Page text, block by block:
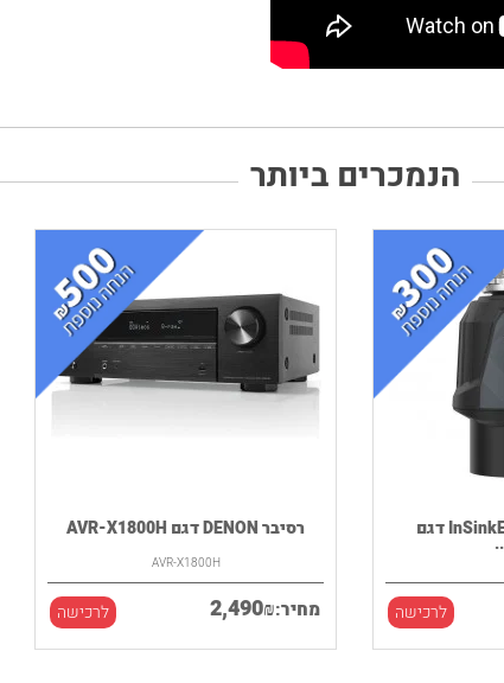
הנמכרים ביותר
רסיבר DENON דגם AVR-X1800H
AVR-X1800H
מחיר: 2,490₪ לרכישה
טוחן אשפה InSinkErator דגם
לרכישה